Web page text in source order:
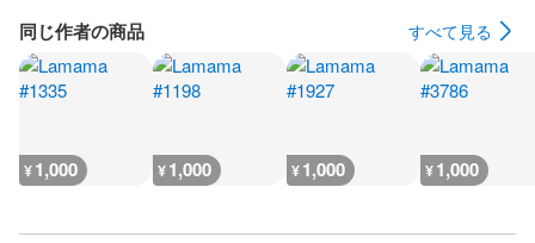
同じ作者の商品 すべて見る
¥1,000 ¥1,000 ¥1,000 ¥1,000